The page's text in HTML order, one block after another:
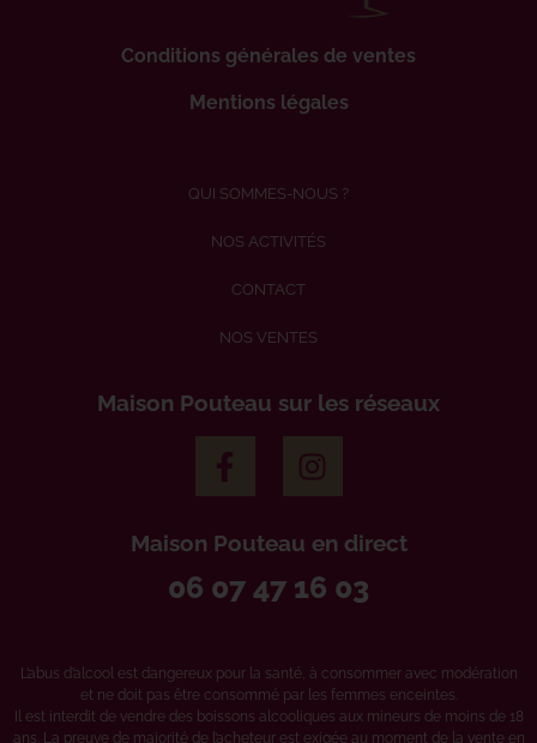
Conditions générales de ventes
Mentions légales
QUI SOMMES-NOUS ?
NOS ACTIVITÉS
CONTACT
NOS VENTES
Maison Pouteau sur les réseaux
Maison Pouteau en direct
06 07 47 16 03
L’abus d’alcool est dangereux pour la santé, à consommer avec modération
et ne doit pas être consommé par les femmes enceintes.
Il est interdit de vendre des boissons alcooliques aux mineurs de moins de 18
ans. La preuve de majorité de l’acheteur est exigée au moment de la vente en